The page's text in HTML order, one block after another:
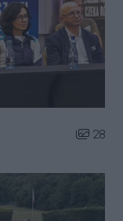
Liczba
28